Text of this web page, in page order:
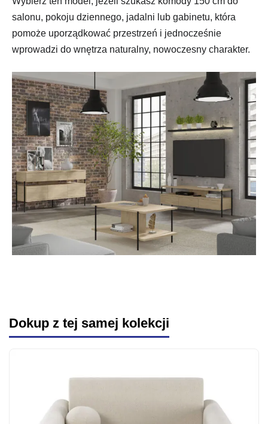
salonu, pokoju dziennego, jadalni lub gabinetu, która
pomoże uporządkować przestrzeń i jednocześnie
wprowadzi do wnętrza naturalny, nowoczesny charakter.
Dokup z tej samej kolekcji